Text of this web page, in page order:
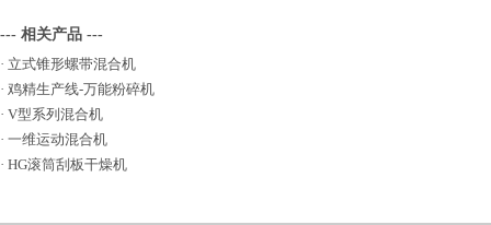
--- 相关产品 ---
· 立式锥形螺带混合机
· 鸡精生产线-万能粉碎机
· V型系列混合机
· 一维运动混合机
· HG滚筒刮板干燥机